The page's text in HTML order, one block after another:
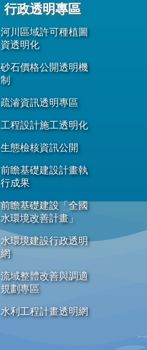
行政透明專區
河川區域許可種植圖
資透明化
砂石價格公開透明機
制
疏濬資訊透明專區
工程設計施工透明化
生態檢核資訊公開
前瞻基礎建設計畫執
行成果
前瞻基礎建設「全國
水環境改善計畫」
水環境建設行政透明
網
流域整體改善與調適
規劃專區
水利工程計畫透明網